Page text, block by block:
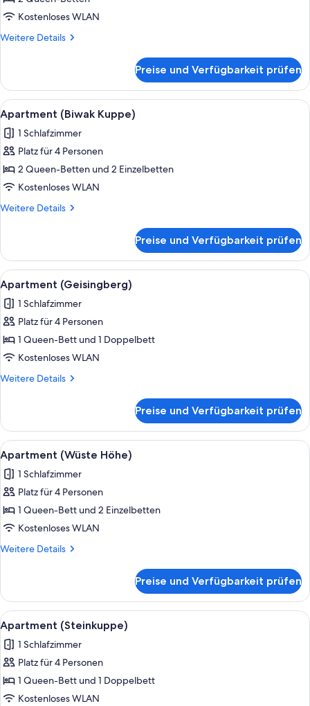
anzeigen
Kostenloses WLAN
Weitere Details
Weitere
(Lugstein)
Preise und Verfügbarkeit prüfen
Alle
Fotos
für
Apartment
(Biwak
Kuppe)
anzeigen
Flachbildfernseher, Tischtennisplatte
7
Apartment (Biwak Kuppe)
1 Schlafzimmer
Platz für 4 Personen
2 Queen-Betten und 2 Einzelbetten
Kostenloses WLAN
Weitere Details
Weitere
(Biwak
Kuppe)
Preise und Verfügbarkeit prüfen
Alle
Fotos
für
Apartment
(Geisingberg)
anzeigen
Flachbildfernseher, Tischtennisplatte
8
Apartment (Geisingberg)
1 Schlafzimmer
Platz für 4 Personen
1 Queen-Bett und 1 Doppelbett
Kostenloses WLAN
Weitere Details
Weitere
(Geisingberg)
Preise und Verfügbarkeit prüfen
Alle
Fotos
für
Apartment
(Wüste
Höhe)
anzeigen
Apartment (Wüste Höhe) |
7
Apartment (Wüste Höhe)
1 Schlafzimmer
Platz für 4 Personen
1 Queen-Bett und 2 Einzelbetten
Kostenloses WLAN
Weitere Details
Weitere
(Wüste
Höhe)
Preise und Verfügbarkeit prüfen
Alle
Fotos
für
Apartment
(Steinkuppe)
anzeigen
Apartment (Steinkuppe) |
6
Apartment (Steinkuppe)
1 Schlafzimmer
Platz für 4 Personen
1 Queen-Bett und 1 Doppelbett
Kostenloses WLAN